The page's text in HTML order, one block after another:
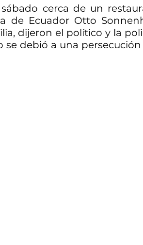
cerca de un
de Ecuador Otto
dijeron el político y la
se debió a una